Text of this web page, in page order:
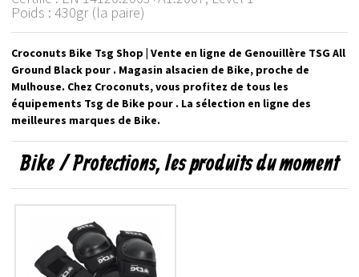
Poids : 430gr (la paire)
Croconuts Bike Tsg Shop | Vente en ligne de Genouillère TSG All
Ground Black pour . Magasin alsacien de Bike, proche de
Mulhouse. Chez Croconuts, vous profitez de tous les
équipements Tsg de Bike pour . La sélection en ligne des
meilleures marques de Bike.
Bike / Protections, les produits du moment